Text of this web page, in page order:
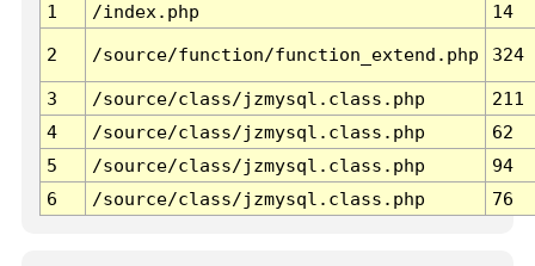
1
/index.php 14
2 /source/function/function_extend.php 324
3 /source/class/jzmysql.class.php
211
4
/source/class/jzmysql.class.php
62
5
/source/class/jzmysql.class.php
94
6
/source/class/jzmysql.class.php 76